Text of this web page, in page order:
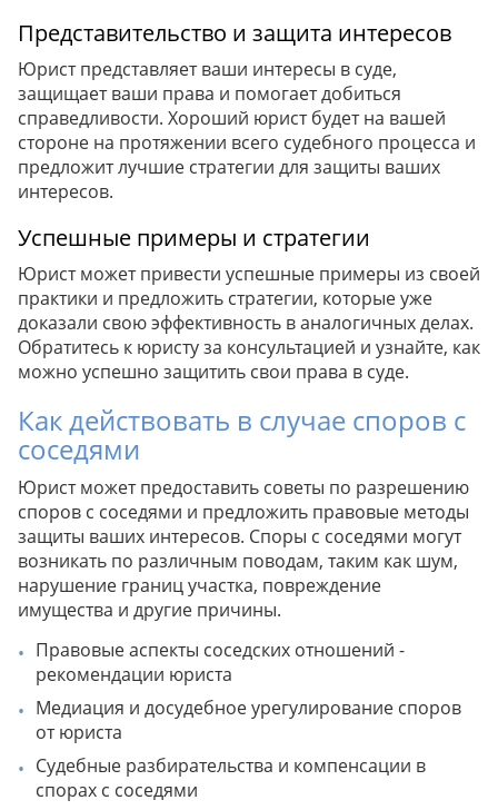
Представительство и защита интересов
Юрист представляет ваши интересы в суде,
защищает ваши права и помогает добиться
справедливости. Хороший юрист будет на вашей
стороне на протяжении всего судебного процесса и
предложит лучшие стратегии для защиты ваших
интересов.
Успешные примеры и стратегии
Юрист может привести успешные примеры из своей
практики и предложить стратегии, которые уже
доказали свою эффективность в аналогичных делах.
Обратитесь к юристу за консультацией и узнайте, как
можно успешно защитить свои права в суде.
Как действовать в случае споров с
соседями
Юрист может предоставить советы по разрешению
споров с соседями и предложить правовые методы
защиты ваших интересов. Споры с соседями могут
возникать по различным поводам, таким как шум,
нарушение границ участка, повреждение
имущества и другие причины.
Правовые аспекты соседских отношений -
рекомендации юриста
Медиация и досудебное урегулирование споров
от юриста
Судебные разбирательства и компенсации в
спорах с соседями